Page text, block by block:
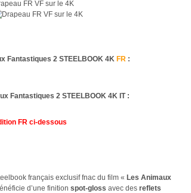
VF sur le 4K
VF sur le 4K
Fantastiques 2 STEELBOOK 4K FR :
Fantastiques 2 STEELBOOK 4K IT :
FR ci-dessous
français exclusif fnac du film « Les Animaux
d’une finition spot-gloss avec des reflets